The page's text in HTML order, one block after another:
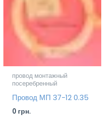
провод монтажный
посеребренный
Провод МП 37-12 0.35
0 грн.